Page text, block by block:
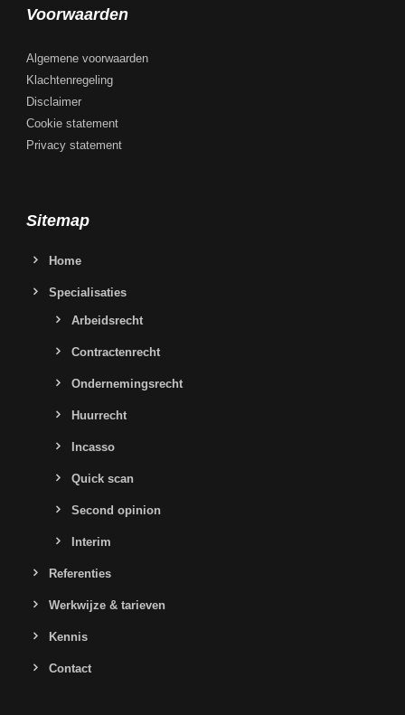
Voorwaarden
Algemene voorwaarden
Klachtenregeling
Disclaimer
Cookie statement
Privacy statement
Sitemap
Home
Specialisaties
Arbeidsrecht
Contractenrecht
Ondernemingsrecht
Huurrecht
Incasso
Quick scan
Second opinion
Interim
Referenties
Werkwijze & tarieven
Kennis
Contact